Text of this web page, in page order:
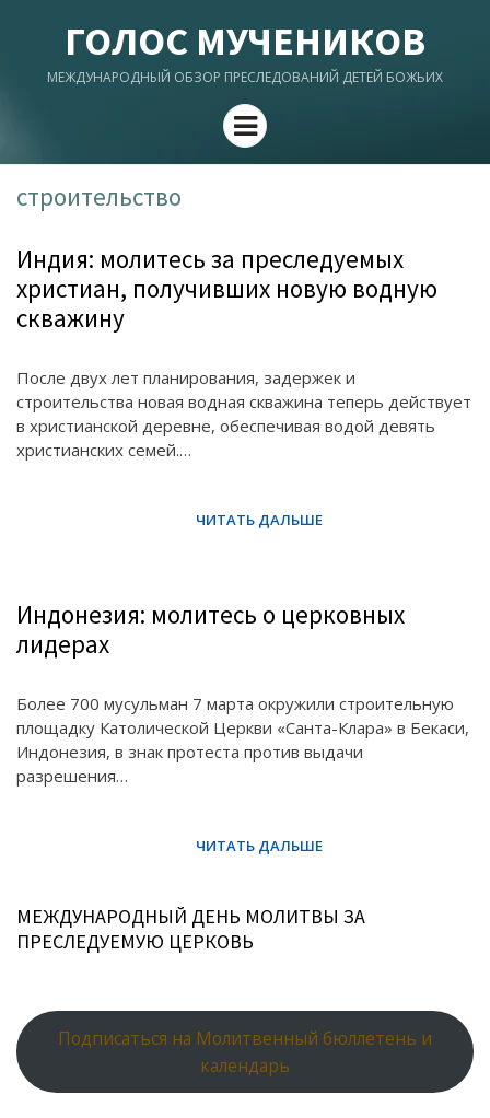
ГОЛОС МУЧЕНИКОВ
МЕЖДУНАРОДНЫЙ ОБЗОР ПРЕСЛЕДОВАНИЙ ДЕТЕЙ БОЖЬИХ
Menu
строительство
Индия: молитесь за преследуемых
христиан, получивших новую водную
скважину
После двух лет планирования, задержек и
строительства новая водная скважина теперь действует
в христианской деревне, обеспечивая водой девять
христианских семей.…
Индонезия: молитесь о церковных
лидерах
Более 700 мусульман 7 марта окружили строительную
площадку Католической Церкви «Санта-Клара» в Бекаси,
Индонезия, в знак протеста против выдачи
разрешения…
МЕЖДУНАРОДНЫЙ ДЕНЬ МОЛИТВЫ ЗА
ПРЕСЛЕДУЕМУЮ ЦЕРКОВЬ
Подписаться на Молитвенный бюллетень и
календарь